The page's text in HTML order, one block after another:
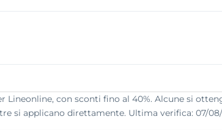
con sconti fino al 40%. Alcune si
si applicano direttamente. Ultima verifica: 07/